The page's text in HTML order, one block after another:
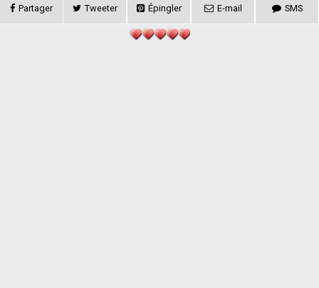
Partager Tweeter Épingler E-mail SMS